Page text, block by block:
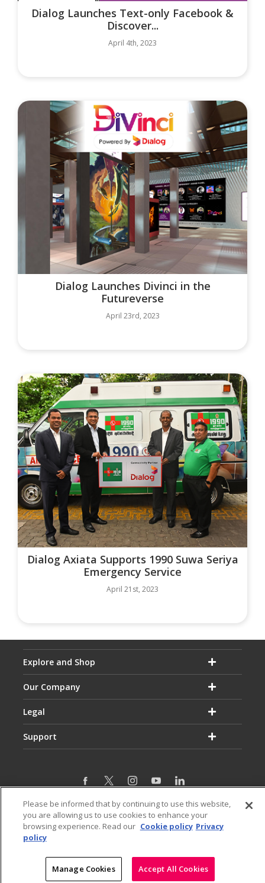
Dialog Launches Text-only Facebook &
Discover...
April 4th, 2023
Dialog Launches Divinci in the
Futureverse
April 23rd, 2023
Dialog Axiata Supports 1990 Suwa Seriya
Emergency Service
April 21st, 2023
Explore and Shop
Our Company
Legal
Support
Email:
service@dialog.lk
Hotline:
1777
© Dialog Axiata PLC. All Rights Reserved
Please be informed that by continuing to use this website,
you are allowing us to use cookies to enhance your
browsing experience. Read our Cookie policy Privacy
policy
Manage Cookies Accept All Cookies